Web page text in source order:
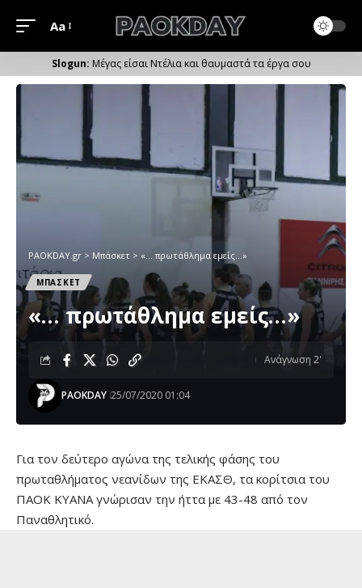
Μέγεθος
Γραμματοσειράς
Aa
Μέγας είσαι Ντέλια και θαυμαστά τα έργα σου
PAOKDAY.gr > Μπάσκετ > «… πρωτάθλημα εμείς…»
ΜΠΑΣΚΕΤ
«… πρωτάθλημα εμείς…»
PAOKDAY 25/07/2020 01:04
Ανάγνωση 2'
Για τον δεύτερο αγώνα της τελικής φάσης του
πρωταθλήματος νεανίδων της ΕΚΑΣΘ, τα κορίτσια του
ΠΑΟΚ ΚΥΑΝΑ γνώρισαν την ήττα με 43-48 από τον
Παναθλητικό.